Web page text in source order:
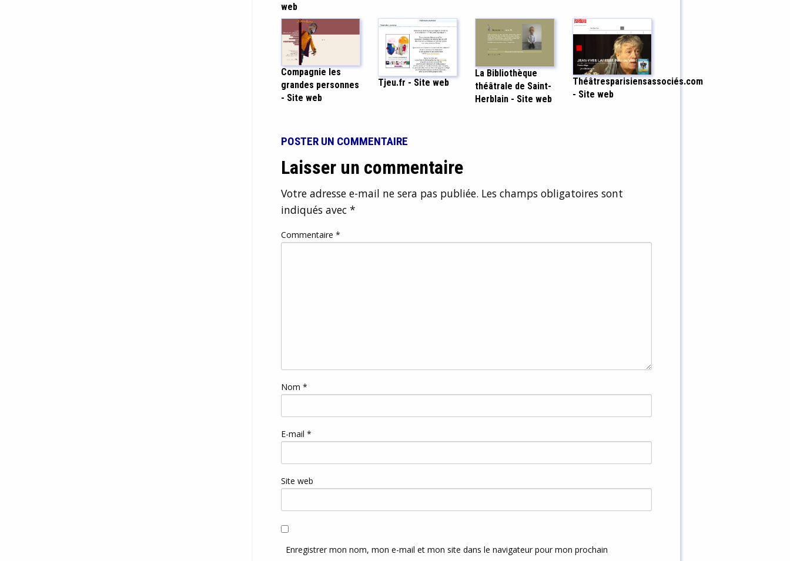
web
Compagnie les
grandes personnes
- Site web
Tjeu.fr - Site web
La Bibliothèque
théâtrale de Saint-
Herblain - Site web
Théâtresparisiensassociés.com
- Site web
POSTER UN COMMENTAIRE
Laisser un commentaire
Votre adresse e-mail ne sera pas publiée. Les champs obligatoires sont
indiqués avec *
Commentaire *
Nom *
E-mail *
Site web
Enregistrer mon nom, mon e-mail et mon site dans le navigateur pour mon prochain